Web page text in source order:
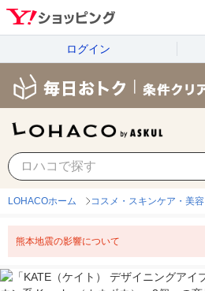
ログイン
LOHACOホーム コスメ・スキンケア・美容
熊本地震の影響について